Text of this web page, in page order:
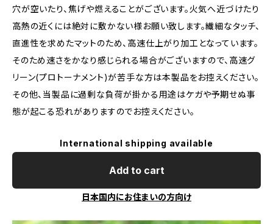
穴が空いたり、焦げや燃えることがございます。火気へ近づけたり
高熱の近くには絶対に敷かない様お願い致します。繊細なタッチ、
直進性を求めたマットのため、高速仕上がり加工となっています。
そのため速さをかなり感じられる場合がございますので、高速グ
リーン(プロトーナメント)が苦手な方は本製品をお控えください。
その他、当製品に過剰な負荷が掛かる用途はケガや予期せぬ事
態が起こる恐れがありますのでお控えください。
International shipping available
Add to cart
日本国内にお住まいの方向け